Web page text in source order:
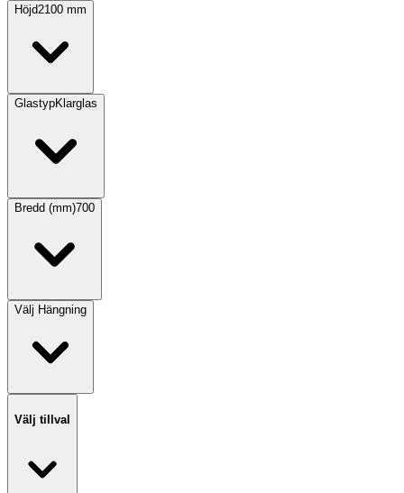
Höjd2100 mm
GlastypKlarglas
Bredd (mm)700
Välj Hängning
Välj tillval